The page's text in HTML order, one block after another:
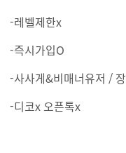
-레벨제한x
-즉시가입O
-사사게&비매너유저 /
-디코x 오픈톡x